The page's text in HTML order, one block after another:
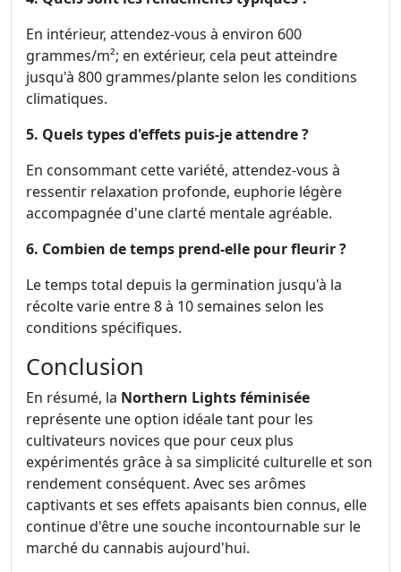
En intérieur, attendez-vous à environ 600
grammes/m²; en extérieur, cela peut atteindre
jusqu'à 800 grammes/plante selon les conditions
climatiques.
5. Quels types d'effets puis-je attendre ?
En consommant cette variété, attendez-vous à
ressentir relaxation profonde, euphorie légère
accompagnée d'une clarté mentale agréable.
6. Combien de temps prend-elle pour fleurir ?
Le temps total depuis la germination jusqu'à la
récolte varie entre 8 à 10 semaines selon les
conditions spécifiques.
Conclusion
En résumé, la Northern Lights féminisée
représente une option idéale tant pour les
cultivateurs novices que pour ceux plus
expérimentés grâce à sa simplicité culturelle et son
rendement conséquent. Avec ses arômes
captivants et ses effets apaisants bien connus, elle
continue d'être une souche incontournable sur le
marché du cannabis aujourd'hui.